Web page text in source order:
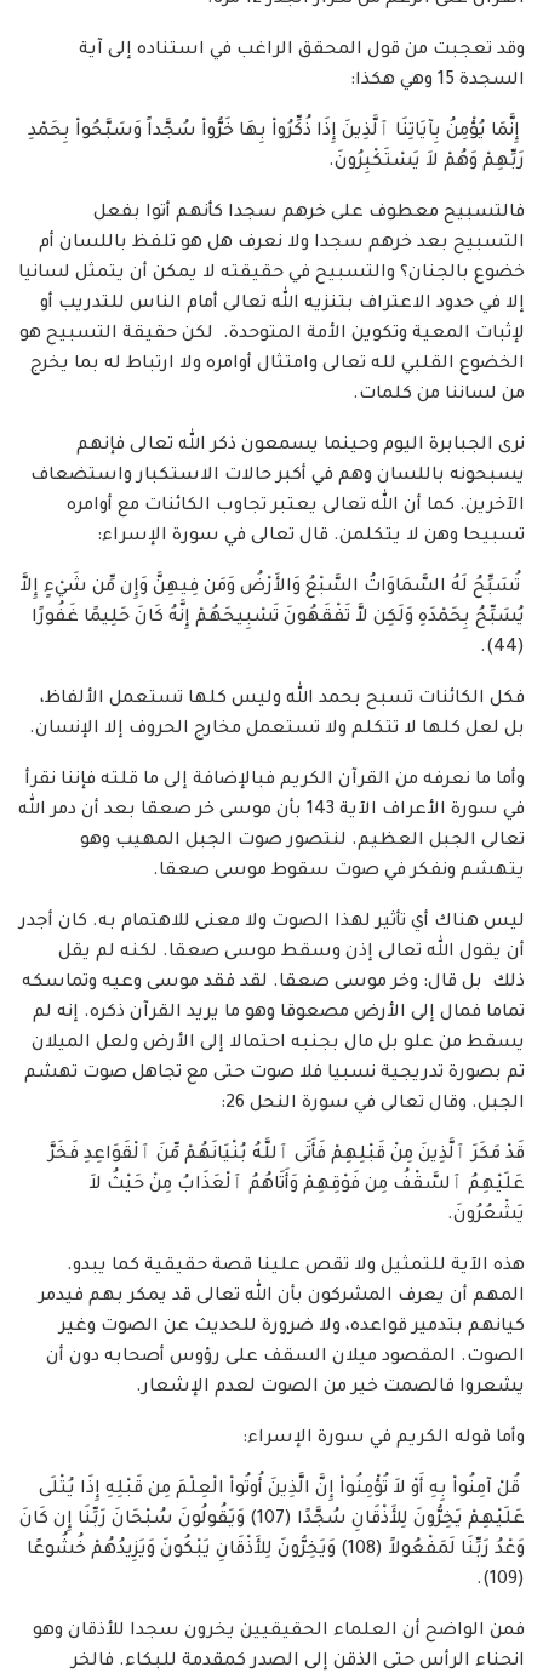
وقد تعجبت من قول المحقق الراغب في استناده إلى آية
السجدة 15 وهي هكذا:
إِنَّمَا يُؤْمِنُ بِآيَاتِنَا ٱلَّذِينَ إِذَا ذُكِّرُواْ بِهَا خَرُّواْ سُجَّداً وَسَبَّحُواْ بِحَمْدِ
رَبِّهِمْ وَهُمْ لاَ يَسْتَكْبِرُونَ.
فالتسبيح معطوف على خرهم سجدا كأنهم أتوا بفعل
التسبيح بعد خرهم سجدا ولا نعرف هل هو تلفظ باللسان أم
خضوع بالجنان؟ والتسبيح في حقيقته لا يمكن أن يتمثل لسانيا
إلا في حدود الاعتراف بتنزيه الله تعالى أمام الناس للتدريب أو
لإثبات المعية وتكوين الأمة المتوحدة. لكن حقيقة التسبيح هو
الخضوع القلبي لله تعالى وامتثال أوامره ولا ارتباط له بما يخرج
من لساننا من كلمات.
نرى الجبابرة اليوم وحينما يسمعون ذكر الله تعالى فإنهم
يسبحونه باللسان وهم في أكبر حالات الاستكبار واستضعاف
الآخرين. كما أن الله تعالى يعتبر تجاوب الكائنات مع أوامره
تسبيحا وهن لا يتكلمن. قال تعالى في سورة الإسراء:
تُسَبِّحُ لَهُ السَّمَاوَاتُ السَّبْعُ وَالأَرْضُ وَمَن فِيهِنَّ وَإِن مِّن شَيْءٍ إِلاَّ
يُسَبِّحُ بِحَمْدَهِ وَلَكِن لاَّ تَفْقَهُونَ تَسْبِيحَهُمْ إِنَّهُ كَانَ حَلِيمًا غَفُورًا
(44).
فكل الكائنات تسبح بحمد الله وليس كلها تستعمل الألفاظ،
بل لعل كلها لا تتكلم ولا تستعمل مخارج الحروف إلا الإنسان.
وأما ما نعرفه من القرآن الكريم فبالإضافة إلى ما قلته فإننا نقرأ
في سورة الأعراف الآية 143 بأن موسى خر صعقا بعد أن دمر الله
تعالى الجبل العظيم. لنتصور صوت الجبل المهيب وهو
يتهشم ونفكر في صوت سقوط موسى صعقا.
ليس هناك أي تأثير لهذا الصوت ولا معنى للاهتمام به. كان أجدر
أن يقول الله تعالى إذن وسقط موسى صعقا. لكنه لم يقل
ذلك بل قال: وخر موسى صعقا. لقد فقد موسى وعيه وتماسكه
تماما فمال إلى الأرض مصعوقا وهو ما يريد القرآن ذكره. إنه لم
يسقط من علو بل مال بجنبه احتمالا إلى الأرض ولعل الميلان
تم بصورة تدريجية نسبيا فلا صوت حتى مع تجاهل صوت تهشم
الجبل. وقال تعالى في سورة النحل 26:
قَدْ مَكَرَ ٱلَّذِينَ مِنْ قَبْلِهِمْ فَأَتَى ٱللَّهُ بُنْيَانَهُمْ مِّنَ ٱلْقَوَاعِدِ فَخَرَّ
عَلَيْهِمُ ٱلسَّقْفُ مِن فَوْقِهِمْ وَأَتَاهُمُ ٱلْعَذَابُ مِنْ حَيْثُ لاَ
يَشْعُرُونَ.
هذه الآية للتمثيل ولا تقص علينا قصة حقيقية كما يبدو.
المهم أن يعرف المشركون بأن الله تعالى قد يمكر بهم فيدمر
كيانهم بتدمير قواعده، ولا ضرورة للحديث عن الصوت وغير
الصوت. المقصود ميلان السقف على رؤوس أصحابه دون أن
يشعروا فالصمت خير من الصوت لعدم الإشعار.
وأما قوله الكريم في سورة الإسراء:
قُلْ آمِنُواْ بِهِ أَوْ لاَ تُؤْمِنُواْ إِنَّ الَّذِينَ أُوتُواْ الْعِلْمَ مِن قَبْلِهِ إِذَا يُتْلَى
عَلَيْهِمْ يَخِرُّونَ لِلأَذْقَانِ سُجَّدًا (107) وَيَقُولُونَ سُبْحَانَ رَبِّنَا إِن كَانَ
وَعْدُ رَبِّنَا لَمَفْعُولاً (108) وَيَخِرُّونَ لِلأَذْقَانِ يَبْكُونَ وَيَزِيدُهُمْ خُشُوعًا
(109).
فمن الواضح أن العلماء الحقيقيين يخرون سجدا للأذقان وهو
انحناء الرأس حتى الذقن إلى الصدر كمقدمة للبكاء. فالخر